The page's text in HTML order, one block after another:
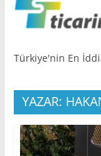
Türkiye'nin En
YAZAR: